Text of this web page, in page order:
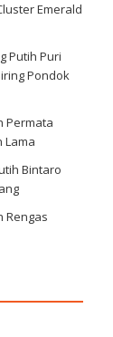
Emerald
Putih Puri
Pondok
Permata
Lama
Bintaro
Rengas